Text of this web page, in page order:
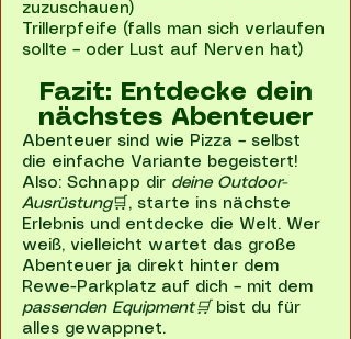
zuzuschauen)
Trillerpfeife (falls man sich verlaufen
sollte – oder Lust auf Nerven hat)
Fazit: Entdecke dein
nächstes Abenteuer
Abenteuer sind wie Pizza – selbst
die einfache Variante begeistert!
Also: Schnapp dir deine Outdoor-
Ausrüstung🛒, starte ins nächste
Erlebnis und entdecke die Welt. Wer
weiß, vielleicht wartet das große
Abenteuer ja direkt hinter dem
Rewe-Parkplatz auf dich – mit dem
passenden Equipment🛒 bist du für
alles gewappnet.